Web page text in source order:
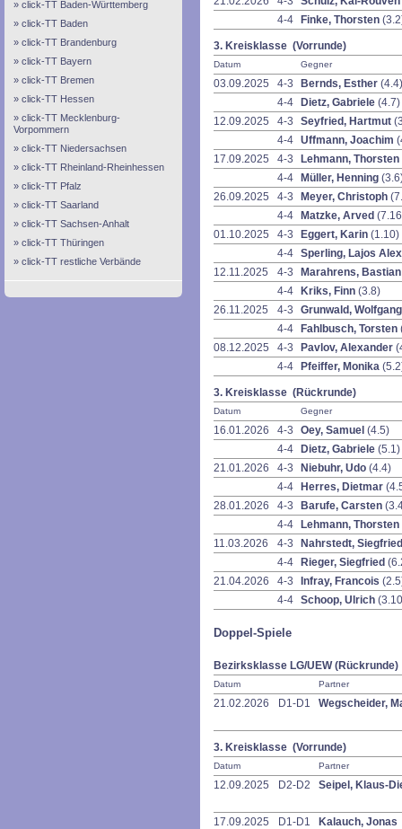
click-TT Baden-Württemberg
click-TT Baden
click-TT Brandenburg
click-TT Bayern
click-TT Bremen
click-TT Hessen
click-TT Mecklenburg-
Vorpommern
click-TT Niedersachsen
click-TT Rheinland-Rheinhessen
click-TT Pfalz
click-TT Saarland
click-TT Sachsen-Anhalt
click-TT Thüringen
click-TT restliche Verbände
4-4
Finke, Thorsten
3. Kreisklasse (Vorrunde)
Datum Gegner
03.09.2025 4-3 Bernds, Esther (4.4)
4-4
Dietz, Gabriele (4.7)
12.09.2025
4-3 Seyfried, Hartmut
4-4 Uffmann, Joachim
17.09.2025
4-3
Lehmann, Thorsten
4-4
Müller, Henning
26.09.2025
4-3 Meyer, Christoph
4-4
Matzke, Arved
01.10.2025
4-3 Eggert, Karin (1.10)
4-4 Sperling, Lajos
12.11.2025
4-3
Marahrens,
4-4
Kriks, Finn (3.8)
26.11.2025
4-3
Grunwald,
4-4
Fahlbusch, Torsten
08.12.2025
4-3 Pavlov, Alexander
4-4
Pfeiffer, Monika
3. Kreisklasse (Rückrunde)
Datum Gegner
16.01.2026 4-3 Oey, Samuel (4.5)
4-4
Dietz, Gabriele (5.1)
21.01.2026
4-3 Niebuhr, Udo (4.4)
4-4
Herres, Dietmar
28.01.2026
4-3 Barufe, Carsten
4-4
Lehmann, Thorsten
11.03.2026
4-3
Nahrstedt,
4-4
Rieger, Siegfried
21.04.2026
4-3 Infray, Francois
4-4 Schoop, Ulrich
Doppel-Spiele
Bezirksklasse LG/UEW (Rückrunde)
Datum Partner
21.02.2026 D1-D1 Wegscheider,
3. Kreisklasse (Vorrunde)
Datum Partner
12.09.2025 D2-D2 Seipel, Klaus-
17.09.2025 D1-D1 Kalauch, Jonas